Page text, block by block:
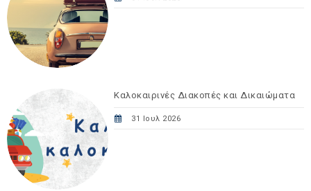
Καλοκαιρινές Διακοπές και Δικαιώματα
31 Ιουλ 2026